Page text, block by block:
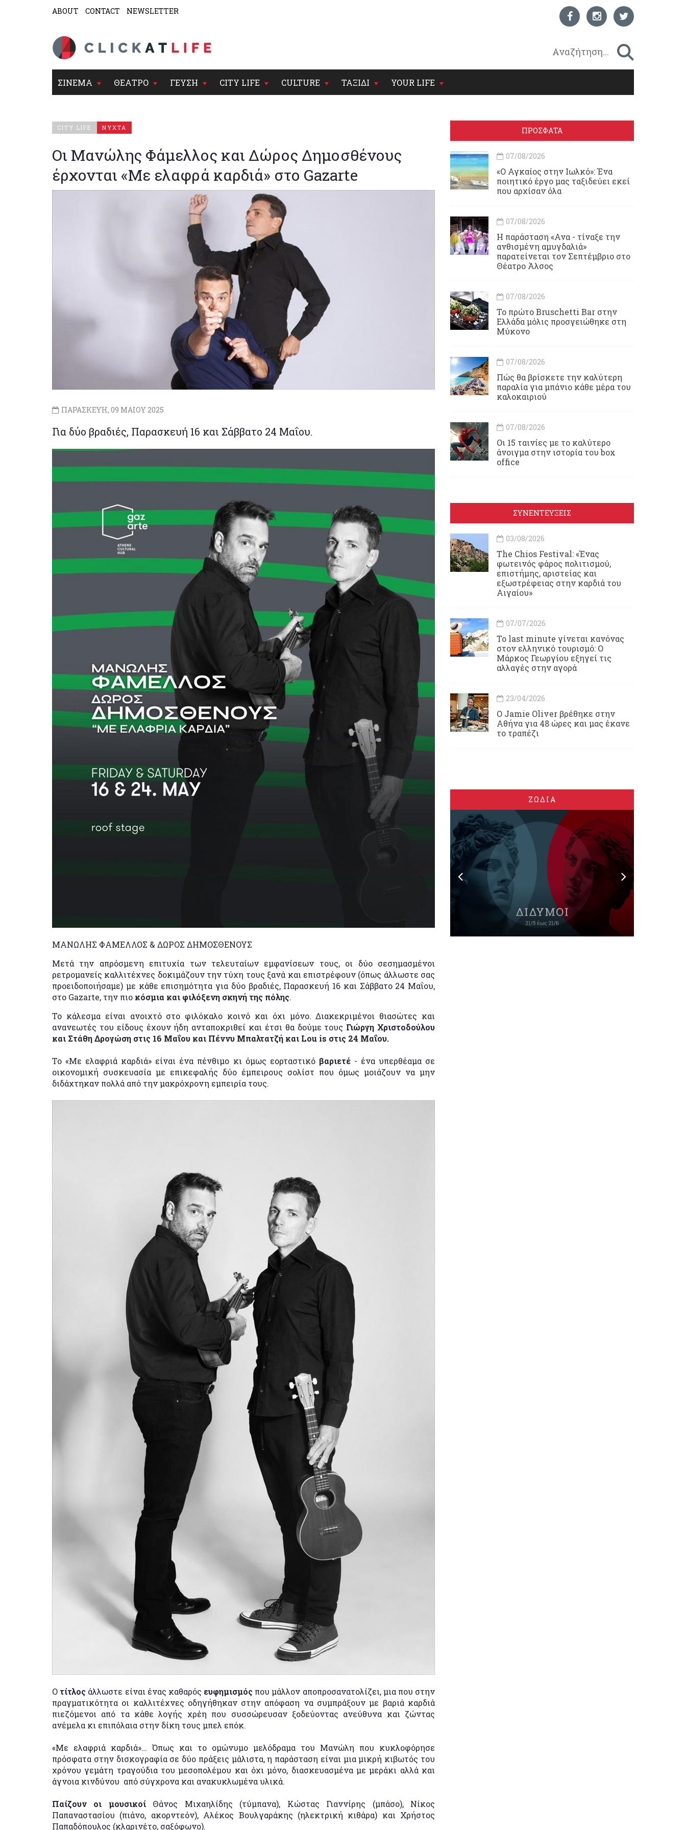
ABOUT CONTACT NEWSLETTER
ΣΙΝΕΜΑ ΘΕΑΤΡΟ ΓΕΥΣΗ CITY LIFE CULTURE ΤΑΞΙΔΙ YOUR LIFE
CITY LIFE ΝΥΧΤΑ
Οι Μανώλης Φάμελλος και Δώρος Δημοσθένους
έρχονται «Με ελαφρά καρδιά» στο Gazarte
ΠΑΡΑΣΚΕΥΗ, 09 ΜΑΙΟΥ 2025
Για δύο βραδιές, Παρασκευή 16 και Σάββατο 24 Μαΐου.
ΜAΝΩΛΗΣ ΦΑΜΕΛΛΟΣ & ΔΩΡΟΣ ΔΗΜΟΣΘΕΝΟΥΣ
Μετά την απρόσμενη επιτυχία των τελευταίων εμφανίσεων τους, οι δύο σεσημασμένοι
ρετρομανείς καλλιτέχνες δοκιμάζουν την τύχη τους ξανά και επιστρέφουν (όπως άλλωστε σας
προειδοποιήσαμε) με κάθε επισημότητα για δύο βραδιές, Παρασκευή 16 και Σάββατο 24 Μαΐου,
στο Gazarte, την πιο κόσμια και φιλόξενη σκηνή της πόλης.
Το κάλεσμα είναι ανοιχτό στο φιλόκαλο κοινό και όχι μόνο. Διακεκριμένοι θιασώτες και
ανανεωτές του είδους έχουν ήδη ανταποκριθεί και έτσι θα δούμε τους Γιώργη Χριστοδούλου
και Στάθη Δρογώση στις 16 Μαΐου και Πέννυ Μπαλτατζή και Lou is στις 24 Μαΐου.
Το «Με ελαφριά καρδιά» είναι ένα πένθιμο κι όμως εορταστικό βαριετέ - ένα υπερθέαμα σε
οικονομική συσκευασία με επικεφαλής δύο έμπειρους σολίστ που όμως μοιάζουν να μην
διδάχτηκαν πολλά από την μακρόχρονη εμπειρία τους.
Ο τίτλος άλλωστε είναι ένας καθαρός ευφημισμός που μάλλον αποπροσανατολίζει, μια που στην
πραγματικότητα οι καλλιτέχνες οδηγήθηκαν στην απόφαση να συμπράξουν με βαριά καρδιά
πιεζόμενοι από τα κάθε λογής χρέη που συσσώρευσαν ξοδεύοντας ανεύθυνα και ζώντας
ανέμελα κι επιπόλαια στην δίκη τους μπελ επόκ.
«Με ελαφριά καρδιά»… Όπως και το ομώνυμο μελόδραμα του Μανώλη που κυκλοφόρησε
πρόσφατα στην δισκογραφία σε δύο πράξεις μάλιστα, η παράσταση είναι μια μικρή κιβωτός του
χρόνου γεμάτη τραγούδια του μεσοπολέμου και όχι μόνο, διασκευασμένα με μεράκι αλλά και
άγνοια κινδύνου από σύγχρονα και ανακυκλωμένα υλικά.
Παίζουν οι μουσικοί Θάνος Μιχαηλίδης (τύμπανα), Κώστας Γιαννίρης (μπάσο), Νίκος
Παπαναστασίου (πιάνο, ακορντεόν), Αλέκος Βουλγαράκης (ηλεκτρική κιθάρα) και Χρήστος
Παπαδόπουλος (κλαρινέτο, σαξόφωνο).
ΠΡΟΣΦΑΤΑ
07/08/2026
«Ο Αγκαίος στην Ιωλκό»: Ένα
ποιητικό έργο μας ταξιδεύει εκεί
που αρχίσαν όλα
07/08/2026
Η παράσταση «Ανα - τίναξε την
ανθισμένη αμυγδαλιά»
παρατείνεται τον Σεπτέμβριο στο
Θέατρο Άλσος
07/08/2026
Το πρώτο Bruschetti Bar στην
Ελλάδα μόλις προσγειώθηκε στη
Μύκονο
07/08/2026
Πώς θα βρίσκετε την καλύτερη
παραλία για μπάνιο κάθε μέρα του
καλοκαιριού
07/08/2026
Οι 15 ταινίες με το καλύτερο
άνοιγμα στην ιστορία του box
office
ΣΥΝΕΝΤΕΥΞΕΙΣ
03/08/2026
Τhe Chios Festival: «Ένας
φωτεινός φάρος πολιτισμού,
επιστήμης, αριστείας και
εξωστρέφειας στην καρδιά του
Αιγαίου»
07/07/2026
Το last minute γίνεται κανόνας
στον ελληνικό τουρισμό: Ο
Μάρκος Γεωργίου εξηγεί τις
αλλαγές στην αγορά
23/04/2026
Ο Jamie Oliver βρέθηκε στην
Αθήνα για 48 ώρες και μας έκανε
το τραπέζι
ΖΩΔΙΑ